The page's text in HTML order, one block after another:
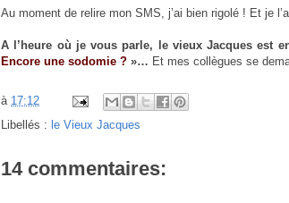
Au moment de relire mon SMS, j’ai bien rigolé ! Et je
A l’heure où je vous parle, le vieux Jacques est
Encore une sodomie ? »… Et mes collègues se
à 17:12
Libellés : le Vieux Jacques
14 commentaires: